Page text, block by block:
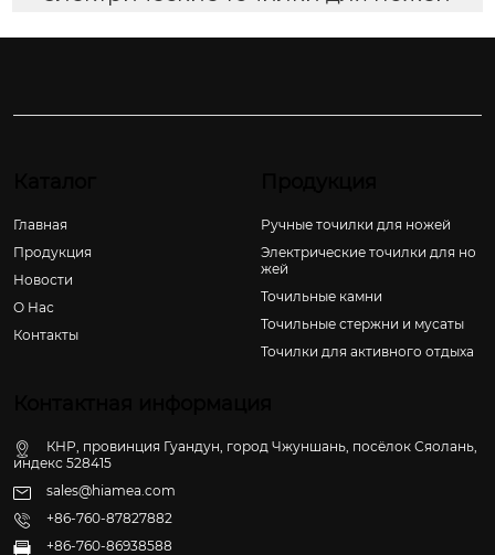
Главная
Продукция
Новости
О Hас
Контакты
Ручные точилки для ножей
Электрические точилки для но
жей
Точильные камни
Точильные стержни и мусаты
Точилки для активного отдыха
КНР, провинция Гуандун, город Чжуншань, посёлок Сяолань,
индекс 528415
sales@hiamea.com
+86-760-87827882
 +86-760-86938588